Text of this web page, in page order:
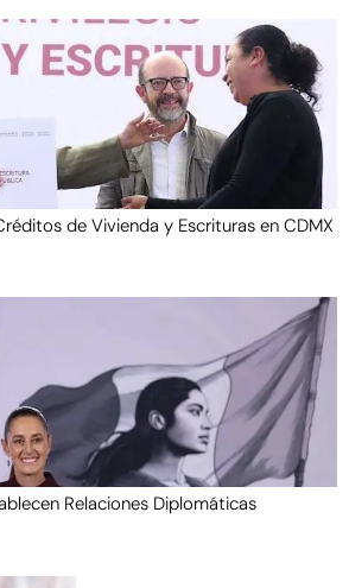
de Vivienda y Escrituras en CDMX
Relaciones Diplomáticas